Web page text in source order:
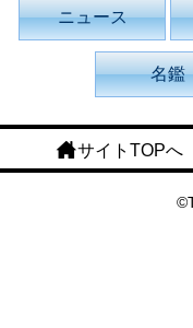
ニュース
名鑑
サイトTOPへ